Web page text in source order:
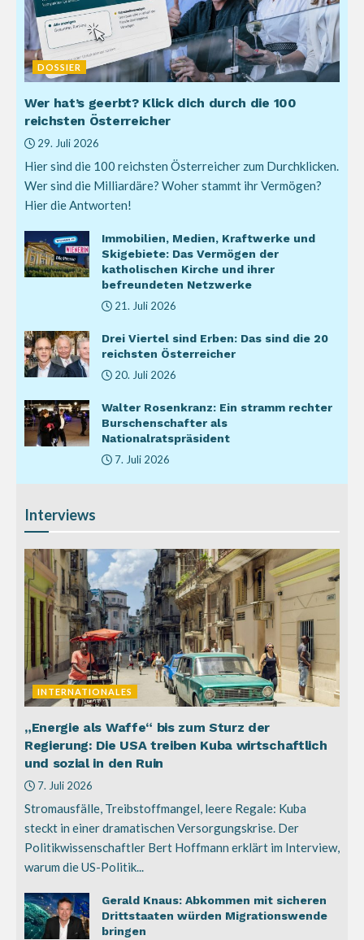
DOSSIER
Wer hat’s geerbt? Klick dich durch die 100
reichsten Österreicher
29. Juli 2026
Hier sind die 100 reichsten Österreicher zum Durchklicken.
Wer sind die Milliardäre? Woher stammt ihr Vermögen?
Hier die Antworten!
Immobilien, Medien, Kraftwerke und
Skigebiete: Das Vermögen der
katholischen Kirche und ihrer
befreundeten Netzwerke
21. Juli 2026
Drei Viertel sind Erben: Das sind die 20
reichsten Österreicher
20. Juli 2026
Walter Rosenkranz: Ein stramm rechter
Burschenschafter als
Nationalratspräsident
7. Juli 2026
Interviews
INTERNATIONALES
„Energie als Waffe“ bis zum Sturz der
Regierung: Die USA treiben Kuba wirtschaftlich
und sozial in den Ruin
7. Juli 2026
Stromausfälle, Treibstoffmangel, leere Regale: Kuba
steckt in einer dramatischen Versorgungskrise. Der
Politikwissenschaftler Bert Hoffmann erklärt im Interview,
warum die US-Politik...
Gerald Knaus: Abkommen mit sicheren
Drittstaaten würden Migrationswende
bringen